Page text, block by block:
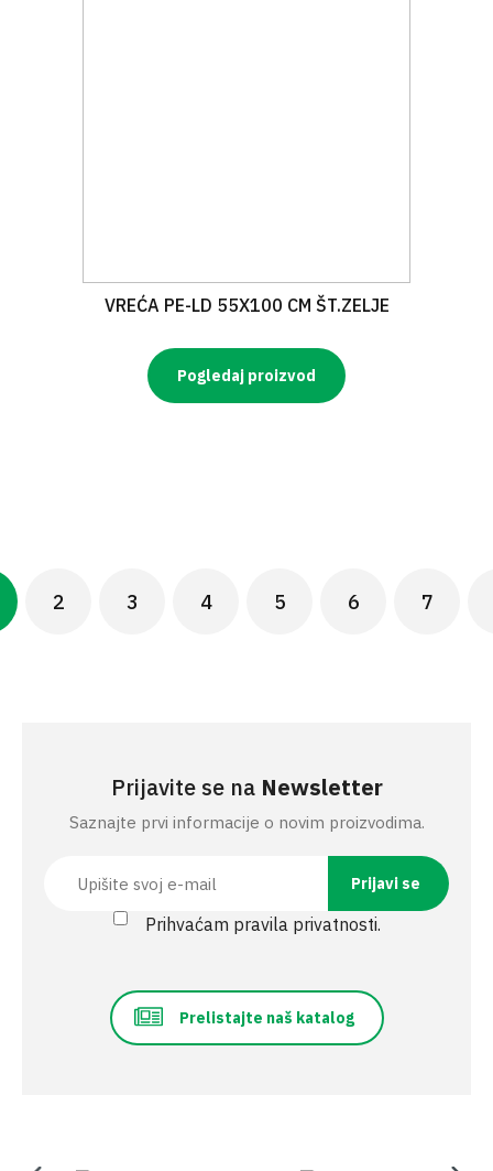
VREĆA PE-LD 55X100 CM ŠT.ZELJE
Pogledaj proizvod
Page
2 Page
3 Page
4 Page
5 Page
6 Page
7
Prijavite se na Newsletter
Saznajte prvi informacije o novim proizvodima.
Prihvaćam pravila privatnosti.
Prelistajte naš katalog